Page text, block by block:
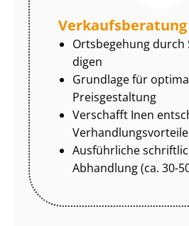
Ver­kaufs­be­ra­tung
Ortsbegehung
di­gen
Grundlage für
Preisgestaltung
Verschafft Inen
Ver­hand­lungs­vor­tei­le
Ausführliche
Abhandlung (ca. 30-